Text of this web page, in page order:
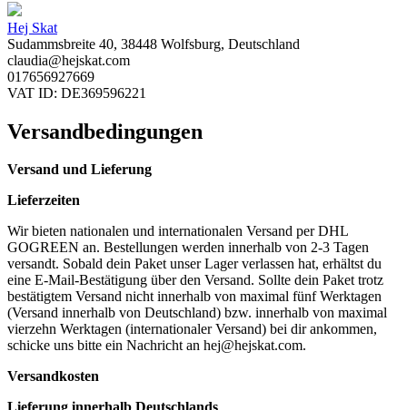
Hej Skat
Sudammsbreite 40, 38448 Wolfsburg, Deutschland
claudia@hejskat.com
017656927669
VAT ID: DE369596221
Versandbedingungen
Versand und Lieferung
Lieferzeiten
Wir bieten nationalen und internationalen Versand per DHL
GOGREEN an. Bestellungen werden innerhalb von 2-3 Tagen
versandt. Sobald dein Paket unser Lager verlassen hat, erhältst du
eine E-Mail-Bestätigung über den Versand. Sollte dein Paket trotz
bestätigtem Versand nicht innerhalb von maximal fünf Werktagen
(Versand innerhalb von Deutschland) bzw. innerhalb von maximal
vierzehn Werktagen (internationaler Versand) bei dir ankommen,
schicke uns bitte ein Nachricht an hej@hejskat.com.
Versandkosten